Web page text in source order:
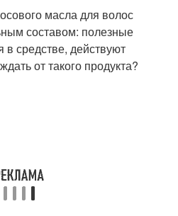
масла для волос
составом: полезные
средстве, действуют
от такого продукта?